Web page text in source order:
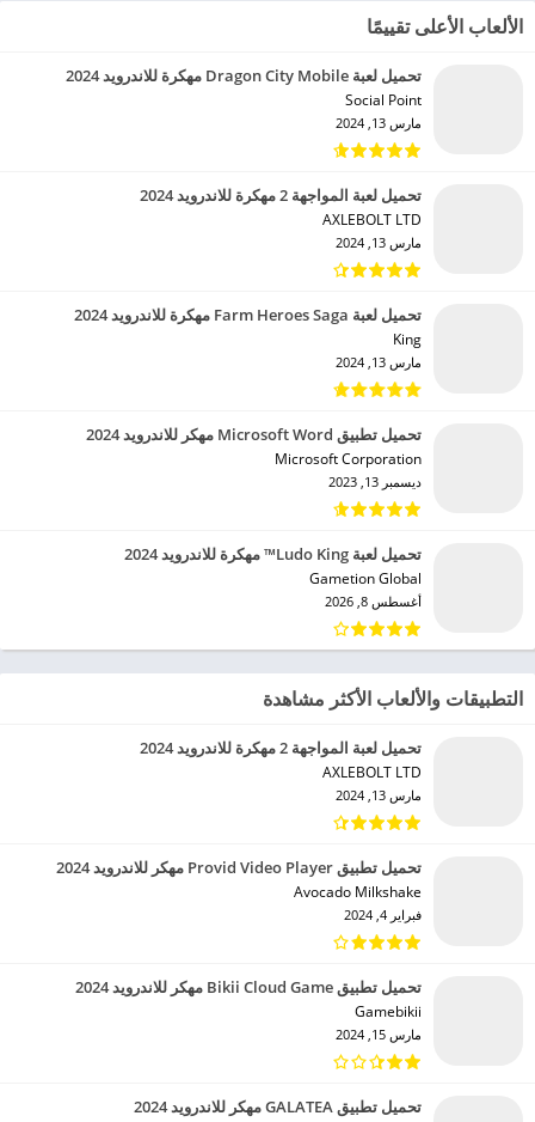
الألعاب الأعلى تقييمًا
تحميل لعبة Dragon City Mobile مهكرة للاندرويد 2024
Social Point‏
مارس 13, 2024
تحميل لعبة المواجهة 2 مهكرة للاندرويد 2024
AXLEBOLT LTD‏
مارس 13, 2024
تحميل لعبة Farm Heroes Saga مهكرة للاندرويد 2024
King‏
مارس 13, 2024
تحميل تطبيق Microsoft Word مهكر للاندرويد 2024
Microsoft Corporation‏
ديسمبر 13, 2023
تحميل لعبة Ludo King™ مهكرة للاندرويد 2024
Gametion Global‏
أغسطس 8, 2026
التطبيقات والألعاب الأكثر مشاهدة
تحميل لعبة المواجهة 2 مهكرة للاندرويد 2024
AXLEBOLT LTD‏
مارس 13, 2024
تحميل تطبيق Provid Video Player مهكر للاندرويد 2024
Avocado Milkshake‏
فبراير 4, 2024
تحميل تطبيق Bikii Cloud Game مهكر للاندرويد 2024
Gamebikii‏
مارس 15, 2024
تحميل تطبيق GALATEA مهكر للاندرويد 2024